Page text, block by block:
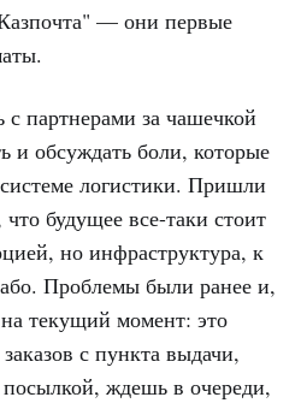
— они первые
партнерами за чашечкой
и обсуждать боли, которые
логистики. Пришли
будущее все-таки стоит
но инфраструктура, к
Проблемы были ранее и,
текущий момент: это
с пункта выдачи,
ждешь в очереди,